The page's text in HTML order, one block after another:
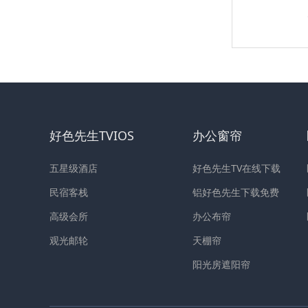
好色先生TVIOS
五星级酒店
民宿客栈
高级会所
观光邮轮
办公窗帘
好色先生TV在线下载
铝好色先生下载免费
办公布帘
天棚帘
阳光房遮阳帘